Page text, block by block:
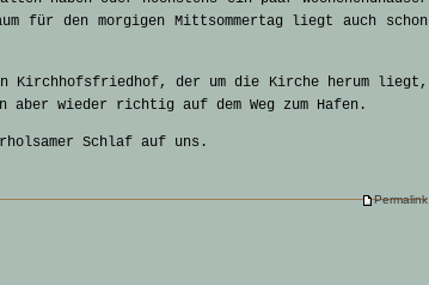
für den morgigen Mittsommertag liegt auch schon
Kirchhofsfriedhof, der um die Kirche herum liegt,
aber wieder richtig auf dem Weg zum Hafen.
Schlaf auf uns.
Permalink